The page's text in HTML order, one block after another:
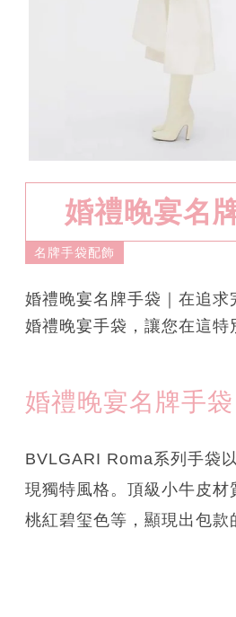
婚禮晚宴名
名牌手袋配飾
婚禮晚宴名牌手袋｜在追
婚禮晚宴手袋，讓您在這特
婚禮晚宴名牌手
BVLGARI Roma系列手袋
現獨特風格。頂級小牛皮材
桃紅碧玺色等，顯現出包款